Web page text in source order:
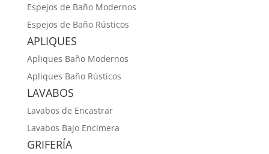
Espejos de Baño Modernos
Espejos de Baño Rústicos
APLIQUES
Apliques Baño Modernos
Apliques Baño Rústicos
LAVABOS
Lavabos de Encastrar
Lavabos Bajo Encimera
GRIFERÍA